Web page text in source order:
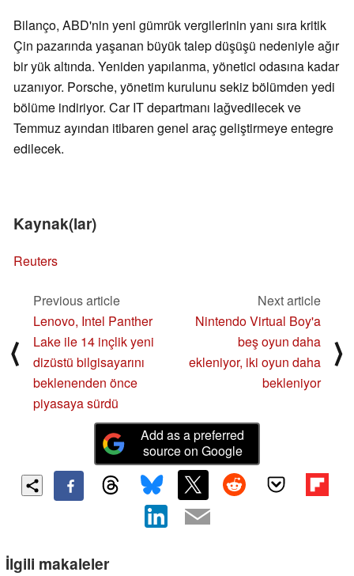
Bilanço, ABD'nin yeni gümrük vergilerinin yanı sıra kritik
Çin pazarında yaşanan büyük talep düşüşü nedeniyle ağır
bir yük altında. Yeniden yapılanma, yönetici odasına kadar
uzanıyor. Porsche, yönetim kurulunu sekiz bölümden yedi
bölüme indiriyor. Car IT departmanı lağvedilecek ve
Temmuz ayından itibaren genel araç geliştirmeye entegre
edilecek.
Kaynak(lar)
Reuters
⟨
Previous article
Lenovo, Intel Panther
Lake ile 14 inçlik yeni
dizüstü bilgisayarını
beklenenden önce
piyasaya sürdü
Next article
Nintendo Virtual Boy'a
beş oyun daha
ekleniyor, iki oyun daha
bekleniyor
⟩
Add as a preferred
source on Google
İlgili makaleler